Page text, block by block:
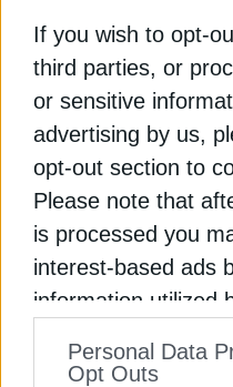
If you wish to opt-
third parties, or
or sensitive
advertising by us,
opt-out section to
Please note that
is processed you
interest-based ads
information utilized
to your opt-out.
Personal Data
Opt Outs
Ρεύμα: Στις
Ευρώπης η Ελλάδα
ΔΑΣΜΟΙ ΕΕ (ΕΥΡΩΠΑΪΚΗ
ΥΒΡΙΔΙΚΑ ΑΥΤΟΚΙΝΗΤΑ